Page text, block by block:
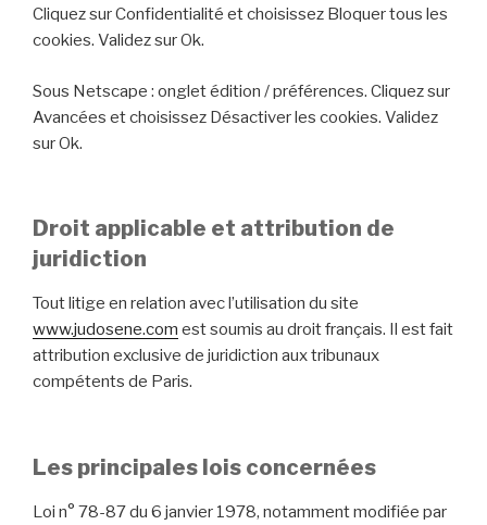
Cliquez sur Confidentialité et choisissez Bloquer tous les
cookies. Validez sur Ok.
Sous Netscape : onglet édition / préférences. Cliquez sur
Avancées et choisissez Désactiver les cookies. Validez
sur Ok.
Droit applicable et attribution de
juridiction
Tout litige en relation avec l’utilisation du site
www.judosene.com est soumis au droit français. Il est fait
attribution exclusive de juridiction aux tribunaux
compétents de Paris.
Les principales lois concernées
Loi n° 78-87 du 6 janvier 1978, notamment modifiée par